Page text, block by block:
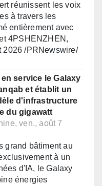
réunissent les voix
à travers les
entièrement avec
4PSHENZHEN,
2026 /PRNewswire/
service le Galaxy
et établit un
d'infrastructure
du gigawatt
ven., août 7
grand bâtiment au
à un
d'IA, le Galaxy
énergies